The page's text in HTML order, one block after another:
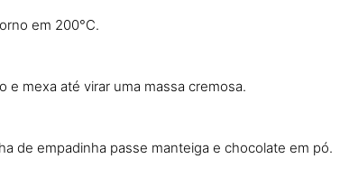
em 200°C.
e mexa até virar uma massa cremosa.
de empadinha passe manteiga e chocolate em pó.